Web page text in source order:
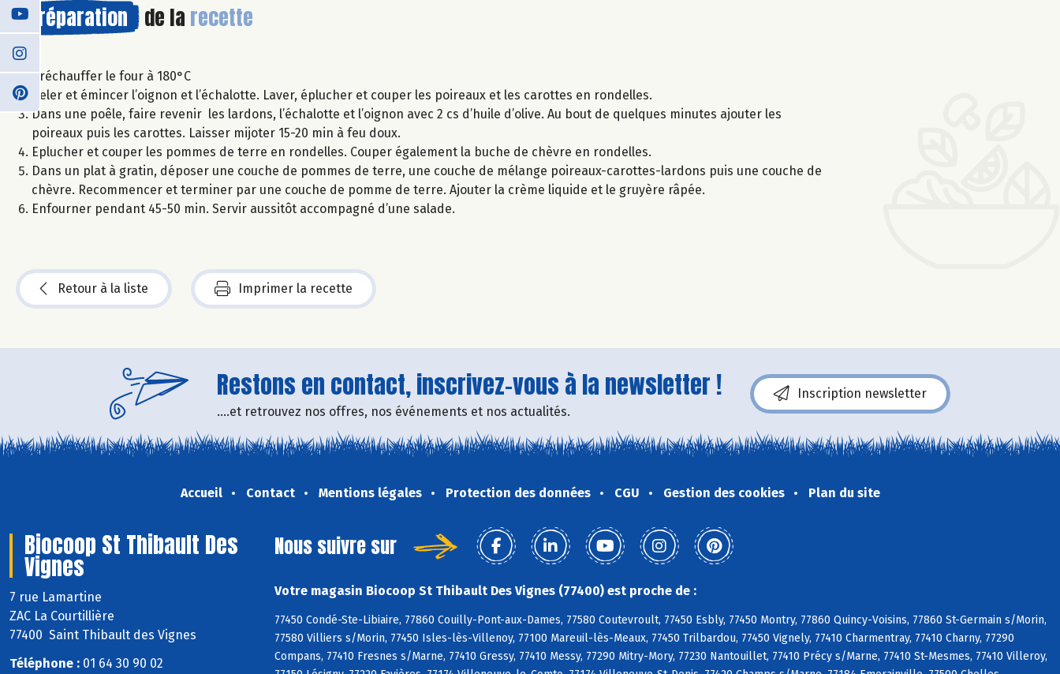
Préparation de la recette
Préchauffer le four à 180°C
Peler et émincer l’oignon et l’échalotte. Laver, éplucher et couper les poireaux et les carottes en rondelles.
Dans une poêle, faire revenir les lardons, l’échalotte et l’oignon avec 2 cs d’huile d’olive. Au bout de quelques minutes ajouter les
poireaux puis les carottes. Laisser mijoter 15-20 min à feu doux.
Eplucher et couper les pommes de terre en rondelles. Couper également la buche de chèvre en rondelles.
Dans un plat à gratin, déposer une couche de pommes de terre, une couche de mélange poireaux-carottes-lardons puis une couche de
chèvre. Recommencer et terminer par une couche de pomme de terre. Ajouter la crème liquide et le gruyère râpée.
Enfourner pendant 45-50 min. Servir aussitôt accompagné d’une salade.
Retour à la liste Imprimer la recette
Restons en contact, inscrivez-vous à la newsletter !
....et retrouvez nos offres, nos événements et nos actualités.
Inscription newsletter
Accueil Contact Mentions légales Protection des données CGU Gestion des cookies Plan du site
Biocoop St Thibault Des
Vignes
7 rue Lamartine
ZAC La Courtillière
77400 Saint Thibault des Vignes
Téléphone : 01 64 30 90 02
Nous suivre sur
Votre magasin Biocoop St Thibault Des Vignes (77400) est proche de :
77450 Condé-Ste-Libiaire, 77860 Couilly-Pont-aux-Dames, 77580 Coutevroult, 77450 Esbly, 77450 Montry, 77860 Quincy-Voisins, 77860 St-Germain s/Morin,
77580 Villiers s/Morin, 77450 Isles-lès-Villenoy, 77100 Mareuil-lès-Meaux, 77450 Trilbardou, 77450 Vignely, 77410 Charmentray, 77410 Charny, 77290
Compans, 77410 Fresnes s/Marne, 77410 Gressy, 77410 Messy, 77290 Mitry-Mory, 77230 Nantouillet, 77410 Précy s/Marne, 77410 St-Mesmes, 77410 Villeroy,